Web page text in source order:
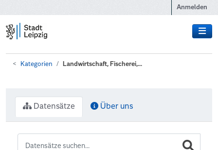
Anmelden
Kategorien Landwirtschaft, Fischerei,...
Datensätze Über uns